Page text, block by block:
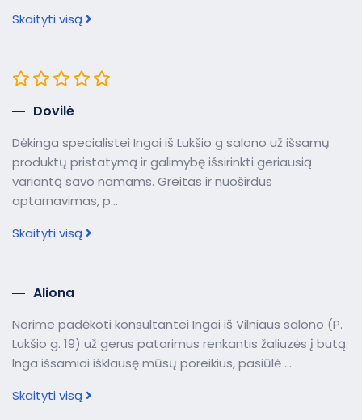
Skaityti visą
Dovilė
Dėkinga specialistei Ingai iš Lukšio g salono už išsamų
produktų pristatymą ir galimybę išsirinkti geriausią
variantą savo namams. Greitas ir nuoširdus
aptarnavimas, p...
Skaityti visą
Aliona
Norime padėkoti konsultantei Ingai iš Vilniaus salono (P.
Lukšio g. 19) už gerus patarimus renkantis žaliuzės į butą.
Inga išsamiai išklausę mūsų poreikius, pasiūlė ...
Skaityti visą